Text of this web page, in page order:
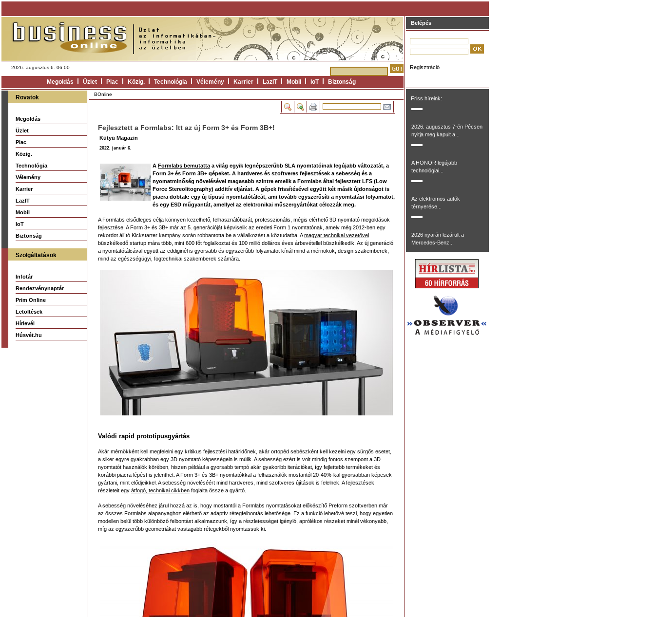
2026. augusztus 6. 06:00
Megoldás Üzlet Piac Közig. Technológia Vélemény Karrier LazIT Mobil IoT Biztonság
Rovatok
Megoldás
Üzlet
Piac
Közig.
Technológia
Vélemény
Karrier
LazIT
Mobil
IoT
Biztonság
Szolgáltatások
Infotár
Rendezvénynaptár
Prim Online
Letöltések
Hírlevél
Húsvét.hu
BOnline
Fejlesztett a Formlabs: Itt az új Form 3+ és Form 3B+!
Kütyü Magazin
2022. január 6.
A Formlabs bemutatta a világ egyik legnépszerűbb SLA nyomtatóinak legújabb változatát, a
Form 3+ és Form 3B+ gépeket. A hardveres és szoftveres fejlesztések a sebesség és a
nyomatminőség növelésével magasabb szintre emelik a Formlabs által fejlesztett LFS (Low
Force Stereolitography) additív eljárást. A gépek frissítésével együtt két másik újdonságot is
piacra dobtak: egy új típusú nyomtatótálcát, ami tovább egyszerűsíti a nyomtatási folyamatot,
és egy ESD műgyantát, amellyel az elektronikai műszergyártókat célozzák meg.
A Formlabs elsődleges célja könnyen kezelhető, felhasználóbarát, professzionális, mégis elérhető 3D nyomtató megoldások
fejlesztése. A Form 3+ és 3B+ már az 5. generációját képviselik az eredeti Form 1 nyomtatónak, amely még 2012-ben egy
rekordot állító Kickstarter kampány során robbantotta be a vállalkozást a köztudatba. Amagyar technikai vezetővel
büszkélkedő startup mára több, mint 600 főt foglalkoztat és 100 millió dolláros éves árbevétellel büszkélkedik. Az új generáció
a nyomtatótálcával együtt az eddiginél is gyorsabb és egyszerűbb folyamatot kínál mind a mérnökök, design szakemberek,
mind az egészségügyi, fogtechnikai szakemberek számára.
Valódi rapid prototípusgyártás
Akár mérnökként kell megfelelni egy kritikus fejlesztési határidőnek, akár ortopéd sebészként kell kezelni egy sürgős esetet,
a siker egyre gyakrabban egy 3D nyomtató képességein is múlik. A sebesség ezért is volt mindig fontos szempont a 3D
nyomtatót használók körében, hiszen például a gyorsabb tempó akár gyakoribb iterációkat, így fejlettebb termékeket és
korábbi piacra lépést is jelenthet. A Form 3+ és 3B+ nyomtatókkal a felhasználók mostantól 20-40%-kal gyorsabban képesek
gyártani, mint elődjeikkel. A sebesség növeléséért mind hardveres, mind szoftveres újítások is felelnek. A fejlesztések
részleteit egy átfogó, technikai cikkben foglalta össze a gyártó.
A sebesség növeléséhez járul hozzá az is, hogy mostantól a Formlabs nyomtatásokat előkészítő Preform szoftverben már
az összes Formlabs alapanyaghoz elérhető az adaptív rétegfelbontás lehetősége. Ez a funkció lehetővé teszi, hogy egyetlen
modellen belül több különböző felbontást alkalmazzunk, így a részletességet igényló, aprólékos részeket minél vékonyabb,
míg az egyszerűbb geometriákat vastagabb rétegekből nyomtassuk ki.
Belépés
Regisztráció
Friss híreink:
2026. augusztus 7-én Pécsen
nyitja meg kapuit a...
A HONOR legújabb
technológiai...
Az elektromos autók
térnyerése...
2026 nyarán lezárult a
Mercedes-Benz...